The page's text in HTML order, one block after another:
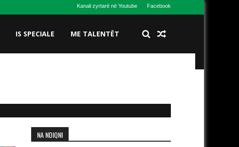
Kanali zyrtarë në Youtube Facebook
IS SPECIALE ME TALENTËT
NA NDIQNI